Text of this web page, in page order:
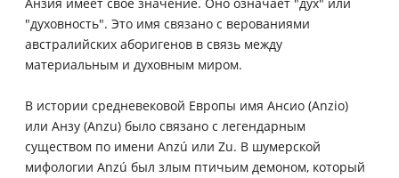
"духовность". Это имя связано с верованиями
австралийских аборигенов в связь между
материальным и духовным миром.
В истории средневековой Европы имя Ансио (Anzio)
или Анзу (Anzu) было связано с легендарным
существом по имени Anzú или Zu. В шумерской
мифологии Anzú был злым птичьим демоном, который